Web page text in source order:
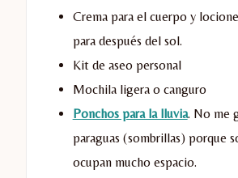
Crema para el cuerpo y
para después del sol.
Kit de aseo personal
Mochila ligera o canguro
Ponchos para la lluvia. No me
paraguas (sombrillas) porque
ocupan mucho espacio.